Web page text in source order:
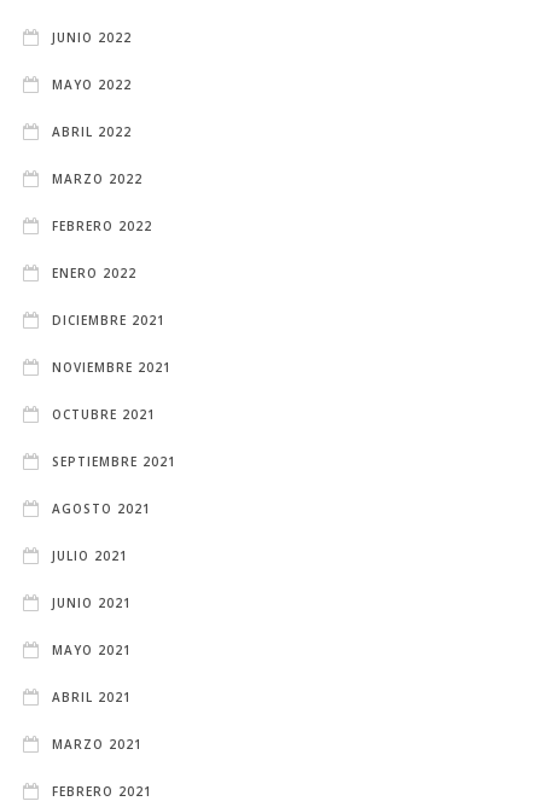
JUNIO 2022
MAYO 2022
ABRIL 2022
MARZO 2022
FEBRERO 2022
ENERO 2022
DICIEMBRE 2021
NOVIEMBRE 2021
OCTUBRE 2021
SEPTIEMBRE 2021
AGOSTO 2021
JULIO 2021
JUNIO 2021
MAYO 2021
ABRIL 2021
MARZO 2021
FEBRERO 2021